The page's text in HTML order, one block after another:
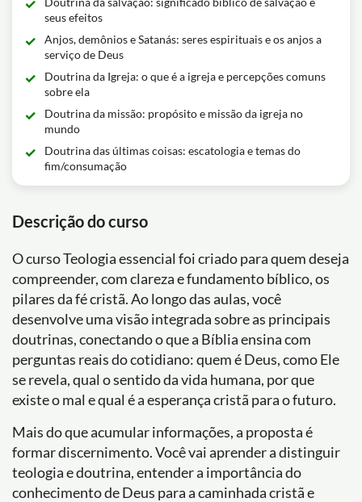
seus efeitos
Anjos, demônios e Satanás: seres espirituais e os anjos a
serviço de Deus
Doutrina da Igreja: o que é a igreja e percepções comuns
sobre ela
Doutrina da missão: propósito e missão da igreja no
mundo
Doutrina das últimas coisas: escatologia e temas do
fim/consumação
Descrição do curso
O curso Teologia essencial foi criado para quem deseja
compreender, com clareza e fundamento bíblico, os
pilares da fé cristã. Ao longo das aulas, você
desenvolve uma visão integrada sobre as principais
doutrinas, conectando o que a Bíblia ensina com
perguntas reais do cotidiano: quem é Deus, como Ele
se revela, qual o sentido da vida humana, por que
existe o mal e qual é a esperança cristã para o futuro.
Mais do que acumular informações, a proposta é
formar discernimento. Você vai aprender a distinguir
teologia e doutrina, entender a importância do
conhecimento de Deus para a caminhada cristã e